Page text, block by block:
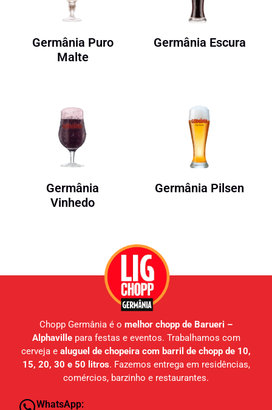
Germânia Puro
Malte
Germânia Escura
Germânia
Vinhedo
Germânia Pilsen
WhatsApp:
Chopp Germânia é o melhor chopp de Barueri –
Alphavillepara festas e eventos. Trabalhamos com
cerveja e aluguel de chopeira com barril de chopp de 10,
15, 20, 30 e 50 litros. Fazemos entrega em residências,
comércios, barzinho e restaurantes.